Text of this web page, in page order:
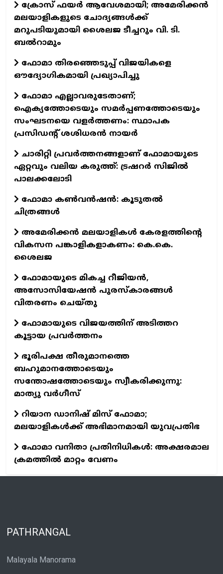
ക്രോസ് ഫയർ ആവേശമായി; അമേരിക്കൻ
മലയാളികളുടെ ചോദ്യങ്ങൾക്ക്
മറുപടിയുമായി ശൈലജ ടീച്ചറും വി. ടി.
ബൽറാമും
ഫോമാ തിരഞ്ഞെടുപ്പ് വിജയികളെ
ഔദ്യോഗികമായി പ്രഖ്യാപിച്ചു
ഫോമാ എല്ലാവരുടേതാണ്;
ഐക്യത്തോടെയും സമർപ്പണത്തോടെയും
സംഘടനയെ വളർത്തണം: സ്ഥാപക
പ്രസിഡന്റ് ശശിധരൻ നായർ
ചാരിറ്റി പ്രവർത്തനങ്ങളാണ് ഫോമായുടെ
ഏറ്റവും വലിയ കരുത്ത്: ട്രഷറർ സിജിൽ
പാലക്കലോടി
ഫോമാ കണ്‍വന്‍ഷന്‍: കൂടുതല്‍
ചിത്രങ്ങള്‍
അമേരിക്കൻ മലയാളികൾ കേരളത്തിന്റെ
വികസന പങ്കാളികളാകണം: കെ.കെ.
ശൈലജ
ഫോമായുടെ മികച്ച റീജിയൻ,
അസോസിയേഷൻ പുരസ്കാരങ്ങൾ
വിതരണം ചെയ്തു
ഫോമായുടെ വിജയത്തിന് അടിത്തറ
കൂട്ടായ പ്രവർത്തനം
ഭൂരിപക്ഷ തീരുമാനത്തെ
ബഹുമാനത്തോടെയും
സന്തോഷത്തോടെയും സ്വീകരിക്കുന്നു:
മാത്യു വര്‍ഗീസ്
റിയാന ഡാനിഷ് മിസ് ഫോമാ;
മലയാളികള്‍ക്ക് അഭിമാനമായി യുവപ്രതിഭ
ഫോമാ വനിതാ പ്രതിനിധികൾ: അക്ഷരമാല
ക്രമത്തിൽ മാറ്റം വേണം
PATHRANGAL
Malayala Manorama